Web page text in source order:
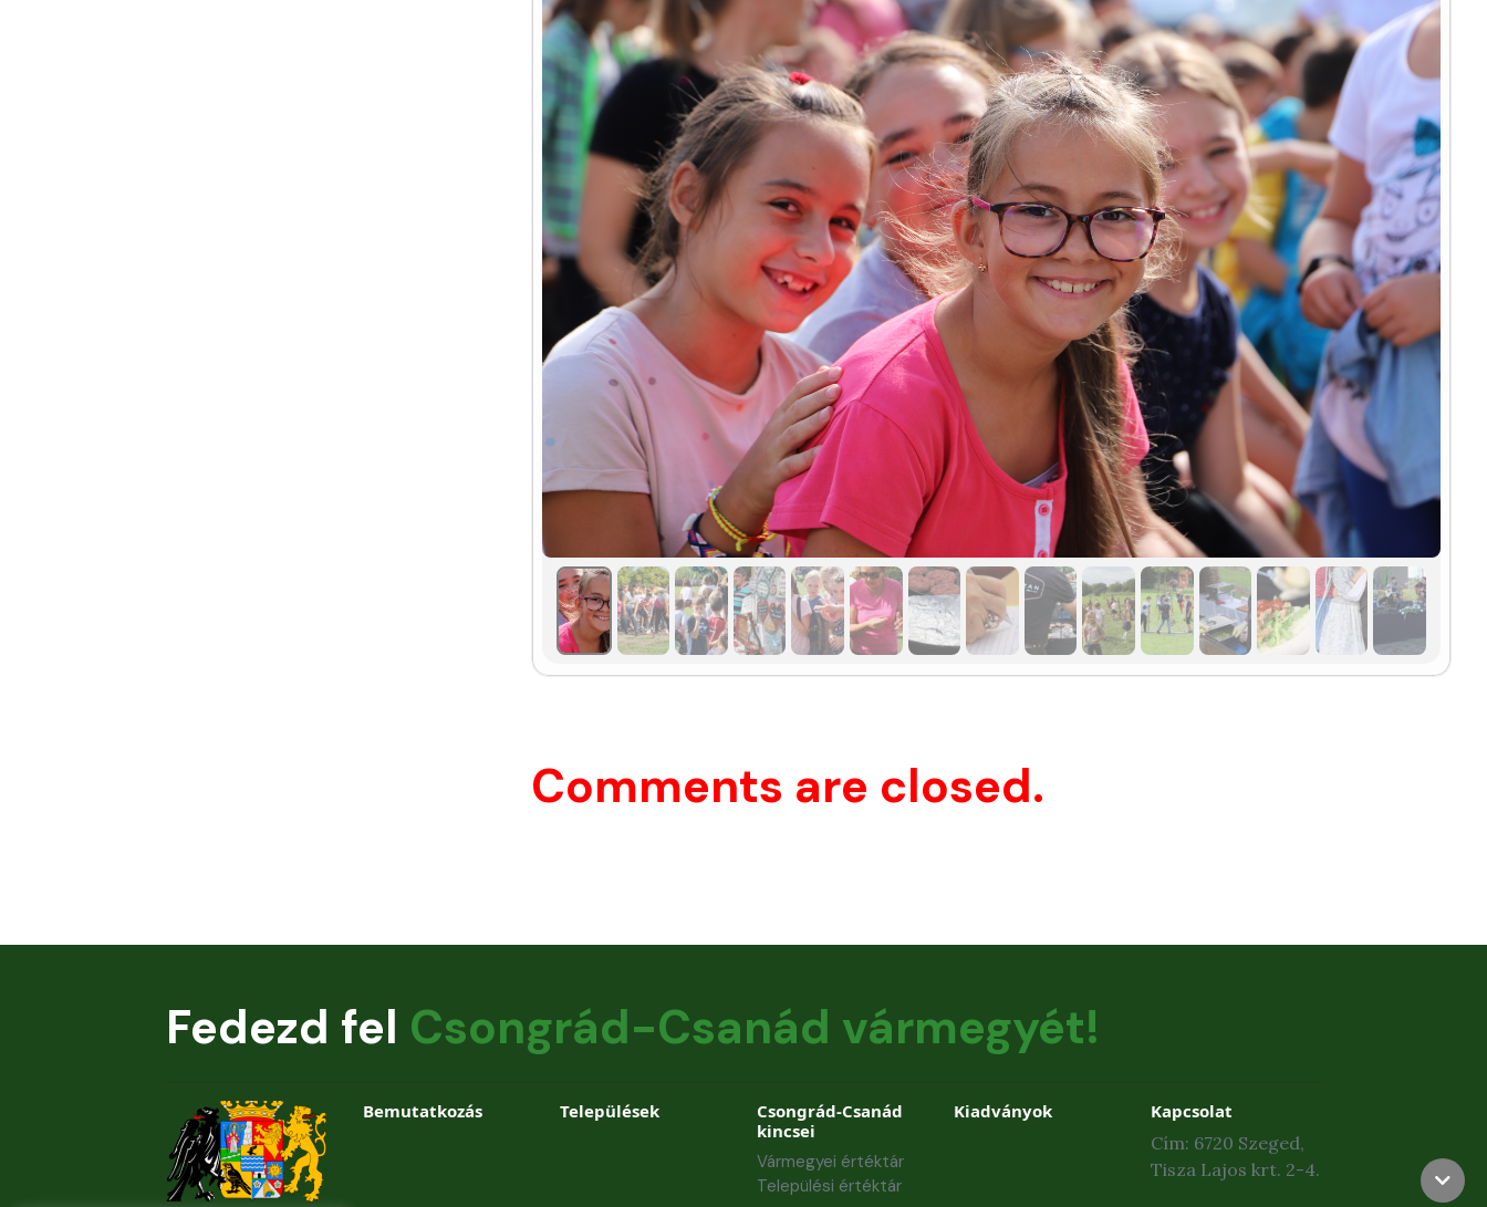
11:00 -11:15 SZŐREGI RÓZSATERMESZTÉS BEMUTATÁSA A RÓZSAHÖLGYEK JÓVOLTÁBÓL
11:10 -12:10 GASZTRO MINI GYEREKEKNEK
11:30 -12:00 MERIDIÁN TORNA A TISZA-PARTI CUKORBETEGEK EGYESÜLET VEZETÉSÉVEL
12:00 -14:00 GASZTROHAGYOMÁNYAINK A TÁNYÉRON
13:00 -14:00 GASZTRO MINI GYEREKEKNEK
13:00 -13:20 SZEGEDI HÓVIRÁG NYUGDÍJAS NÉPDALKÖR EGYESÜLET NÉPDALCSOKRA
13:30 -14:00 JÖVŐNKÉRT NÉPTÁNCEGYÜTTES MŰSORA
14:00 -15:15 IDENTITÁS ÉS KULTÚRA: TÓTH BAGI BAND
EGÉSZ NAPOS PROGRAMOK:
NÉPI FAJÁTÉKOK
HELYI TERMELŐK ÉS TERMÉKEK BEMUTATKOZÁSA
RÓZSAHÖLGYEK RENDJE ÉS A MAGYAR RÓZSATERMESZTŐK EGYESÜLETÉNEK BEMUTATKOZÁSA
TISZA-PARTI CUKORBETEGEK EGYESÜLETÉNEK SZŰRŐVIZSGÁLATAI ÉS TANÁCSADÁSA
ELSŐSEGÉLYNYÚJTÁS ELSAJÁTÍTÁSA A MAGYAR VÖRÖSKERESZT JÓVOLTÁBÓL
KÖZLEKEDÉSBIZTONSÁGI VETÉLKEDŐK
IMÁZSFILMEK BEMUTATÁSA KÜLÖNBÖZŐ CSONGRÁD-CSANÁD MEGYEI TELEPÜLÉSEKRŐL
Comments are closed.
Fedezd fel Csongrád-Csanád vármegyét!
Bemutatkozás Települések
Csongrád-Csanád
kincsei
Vármegyei értéktár
Települési értéktár
Kiadványok
Kapcsolat
Cím: 6720 Szeged,
Tisza Lajos krt. 2-4.